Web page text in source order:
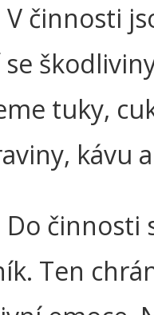
činnosti
tuky,
kávu
činnosti
Ten